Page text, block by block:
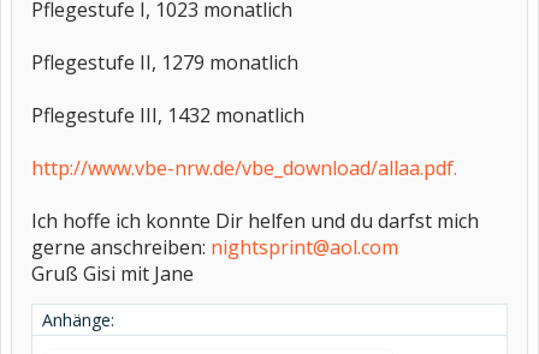
Pflegestufe I, 1023 monatlich
Pflegestufe II, 1279 monatlich
Pflegestufe III, 1432 monatlich
http://www.vbe-nrw.de/vbe_download/allaa.pdf.
Ich hoffe ich konnte Dir helfen und du darfst mich
gerne anschreiben: nightsprint@aol.com
Gruß Gisi mit Jane
Anhänge: